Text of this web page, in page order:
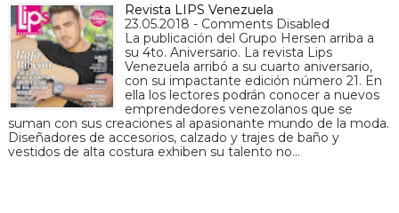
Revista LIPS Venezuela
23.05.2018 - Comments Disabled
La publicación del Grupo Hersen arriba a
su 4to. Aniversario. La revista Lips
Venezuela arribó a su cuarto aniversario,
con su impactante edición número 21. En
ella los lectores podrán conocer a nuevos
emprendedores venezolanos que se
suman con sus creaciones al apasionante mundo de la moda.
Diseñadores de accesorios, calzado y trajes de baño y
vestidos de alta costura exhiben su talento no…